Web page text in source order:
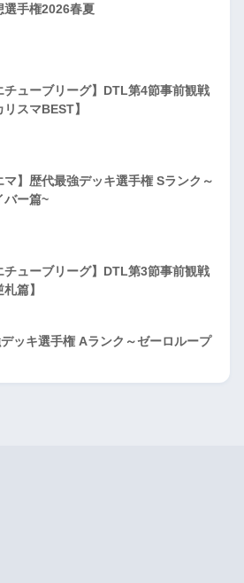
選手権2026春夏
チューブリーグ】DTL第4節事前観戦
スマBEST】
マ】歴代最強デッキ選手権 Sランク～
バー篇~
チューブリーグ】DTL第3節事前観戦
篇】
デッキ選手権 Aランク～ゼーロループ